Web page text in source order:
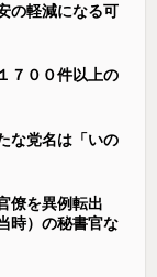
の軽減になる可
７００件以上の
な党名は「いの
僚を異例転出
時）の秘書官な